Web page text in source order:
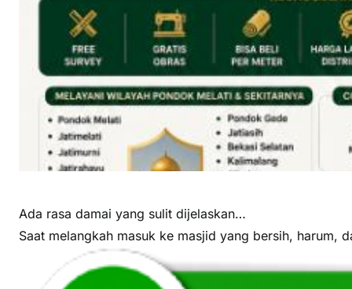
M
a
s
d
P
o
n
Ada rasa damai yang sulit dijelaskan…
Saat melangkah masuk ke masjid yang bersih, harum,